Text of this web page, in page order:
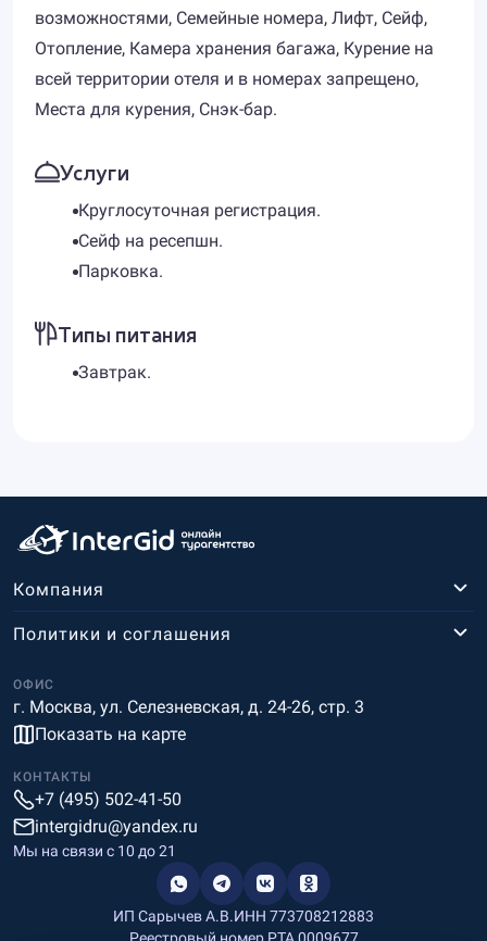
возможностями, Семейные номера, Лифт, Сейф,
Отопление, Камера хранения багажа, Курение на
всей территории отеля и в номерах запрещено,
Места для курения, Снэк-бар.
Услуги
Круглосуточная регистрация.
Сейф на ресепшн.
Парковка.
Типы питания
Завтрак.
Компания
ОФИС
г. Москва, ул. Селезневская, д. 24-26, стр. 3
Показать на карте
Политики и соглашения
КОНТАКТЫ
+7 (495) 502-41-50
intergidru@yandex.ru
Мы на связи c 10 до 21
ИП Сарычев А.В.ИНН 773708212883